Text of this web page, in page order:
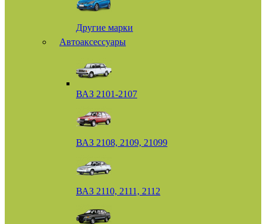
Другие марки
Автоаксессуары
ВАЗ 2101-2107
ВАЗ 2108, 2109, 21099
ВАЗ 2110, 2111, 2112